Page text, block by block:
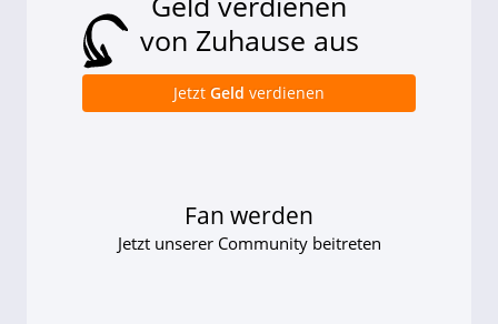
von Zuhause aus
Jetzt Geld verdienen
Fan werden
Jetzt unserer Community beitreten